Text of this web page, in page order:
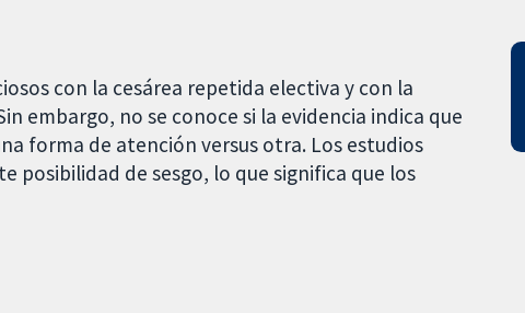
con la cesárea repetida electiva y con la
embargo, no se conoce si la evidencia indica que
forma de atención versus otra. Los estudios
posibilidad de sesgo, lo que significa que los